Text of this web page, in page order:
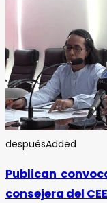
despuésAdded
Publican
consejera del